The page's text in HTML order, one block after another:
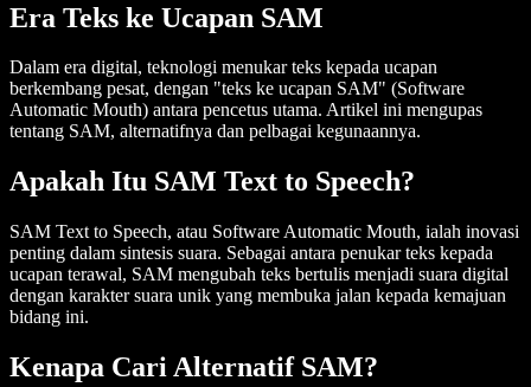
Era Teks ke Ucapan SAM
Dalam era digital, teknologi menukar teks kepada ucapan
berkembang pesat, dengan "teks ke ucapan SAM" (Software
Automatic Mouth) antara pencetus utama. Artikel ini mengupas
tentang SAM, alternatifnya dan pelbagai kegunaannya.
Apakah Itu SAM Text to Speech?
SAM Text to Speech, atau Software Automatic Mouth, ialah inovasi
penting dalam sintesis suara. Sebagai antara penukar teks kepada
ucapan terawal, SAM mengubah teks bertulis menjadi suara digital
dengan karakter suara unik yang membuka jalan kepada kemajuan
bidang ini.
Kenapa Cari Alternatif SAM?